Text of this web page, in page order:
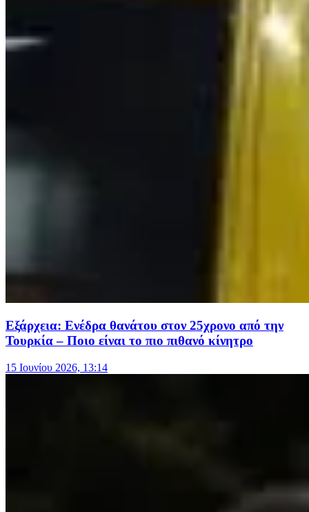
Εξάρχεια: Ενέδρα θανάτου στον 25χρονο από την
Τουρκία – Ποιο είναι το πιο πιθανό κίνητρο
15 Ιουνίου 2026, 13:14